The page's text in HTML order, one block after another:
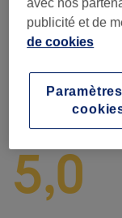
Avis sur
5,0
publicité et de
de cookies